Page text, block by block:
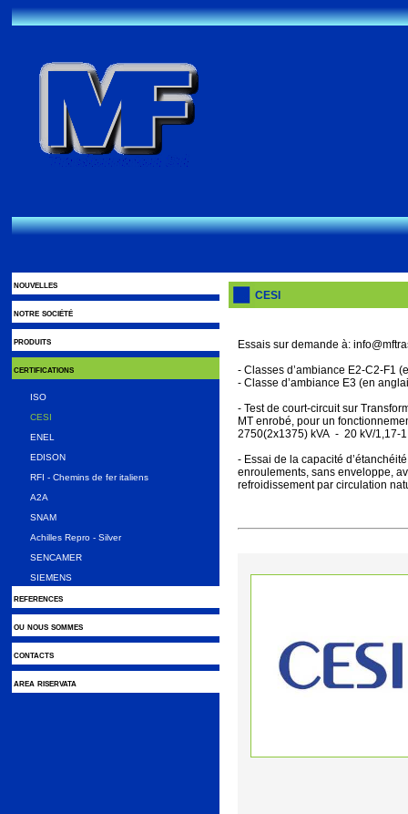
nouvelles
notre société
produits
certifications
ISO
CESI
ENEL
EDISON
RFI - Chemins de fer italiens
A2A
SNAM
Achilles Repro - Silver
SENCAMER
SIEMENS
references
ou nous sommes
contacts
area riservata
CESI
Essais sur demande à:
- Classes d’ambiance E2-C2-F1
- Classe d’ambiance E3 (en
- Test de court-circuit sur
MT enrobé, pour un
2750(2x1375) kVA - 20 kV/1,17-
- Essai de la capacité
enroulements, sans enveloppe,
refroidissement par circulation